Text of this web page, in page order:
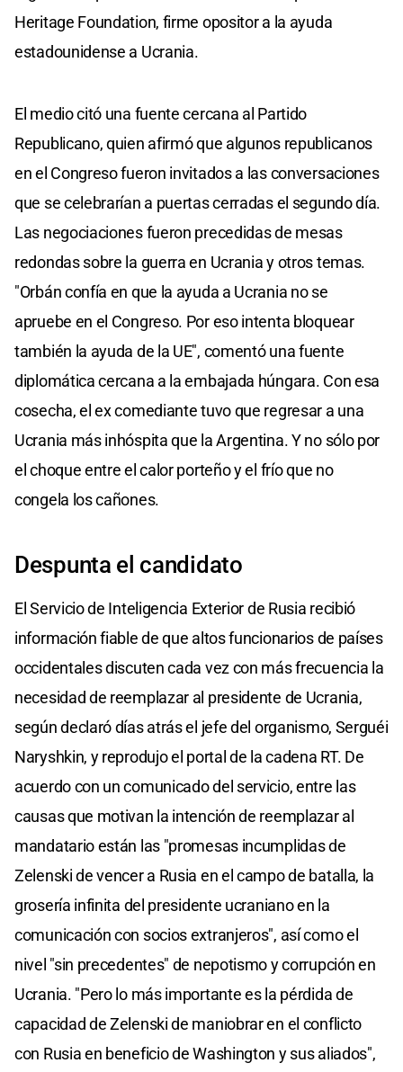
Heritage Foundation, firme opositor a la ayuda
estadounidense a Ucrania.
El medio citó una fuente cercana al Partido
Republicano, quien afirmó que algunos republicanos
en el Congreso fueron invitados a las conversaciones
que se celebrarían a puertas cerradas el segundo día.
Las negociaciones fueron precedidas de mesas
redondas sobre la guerra en Ucrania y otros temas.
"Orbán confía en que la ayuda a Ucrania no se
apruebe en el Congreso. Por eso intenta bloquear
también la ayuda de la UE", comentó una fuente
diplomática cercana a la embajada húngara. Con esa
cosecha, el ex comediante tuvo que regresar a una
Ucrania más inhóspita que la Argentina. Y no sólo por
el choque entre el calor porteño y el frío que no
congela los cañones.
Despunta el candidato
El Servicio de Inteligencia Exterior de Rusia recibió
información fiable de que altos funcionarios de países
occidentales discuten cada vez con más frecuencia la
necesidad de reemplazar al presidente de Ucrania,
según declaró días atrás el jefe del organismo, Serguéi
Naryshkin, y reprodujo el portal de la cadena RT. De
acuerdo con un comunicado del servicio, entre las
causas que motivan la intención de reemplazar al
mandatario están las "promesas incumplidas de
Zelenski de vencer a Rusia en el campo de batalla, la
grosería infinita del presidente ucraniano en la
comunicación con socios extranjeros", así como el
nivel "sin precedentes" de nepotismo y corrupción en
Ucrania. "Pero lo más importante es la pérdida de
capacidad de Zelenski de maniobrar en el conflicto
con Rusia en beneficio de Washington y sus aliados",